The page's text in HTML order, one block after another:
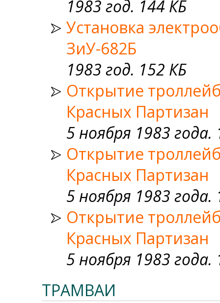
1983 год. 144 КБ
Установка
ЗиУ-682Б
1983 год. 152 КБ
Открытие
Красных Партизан
5 ноября 1983 года.
Открытие
Красных Партизан
5 ноября 1983 года.
Открытие
Красных Партизан
5 ноября 1983 года.
ТРАМВАИ